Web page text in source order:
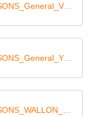
14 Presse_SOISSONS_General_VIEU_16-06-18